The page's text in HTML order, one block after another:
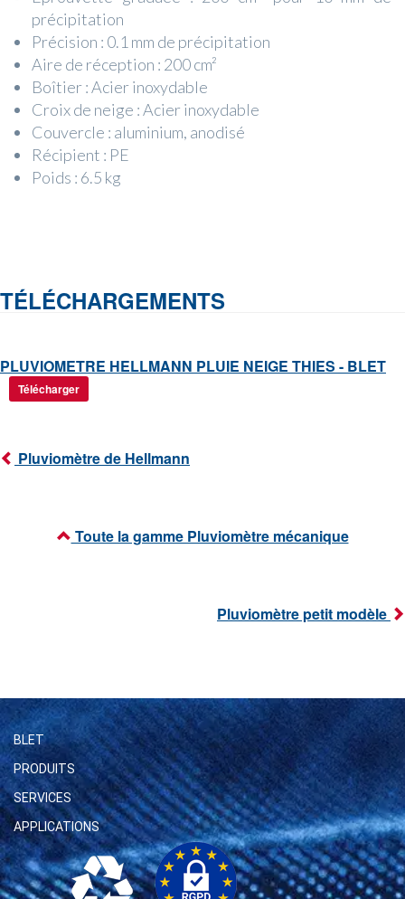
précipitation
Précision : 0.1 mm de précipitation
Aire de réception : 200 cm²
Boîtier : Acier inoxydable
Croix de neige : Acier inoxydable
Couvercle : aluminium, anodisé
Récipient : PE
Poids : 6.5 kg
TÉLÉCHARGEMENTS
PLUVIOMETRE HELLMANN PLUIE NEIGE THIES - BLET
Télécharger
Pluviomètre de Hellmann
Toute la gamme Pluviomètre mécanique
Pluviomètre petit modèle
BLET
PRODUITS
SERVICES
APPLICATIONS